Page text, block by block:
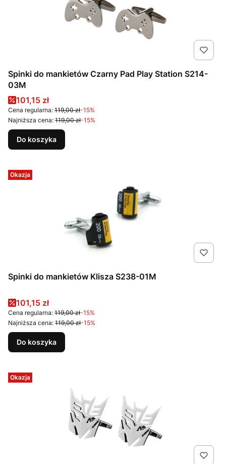
Spinki do mankietów Czarny Pad Play Station S214-
03M
Cena promocyjna
101,15 zł
Cena regularna: 119,00 zł-15%
Najniższa cena: 119,00 zł-15%
Do koszyka
Okazja
Spinki do mankietów Klisza S238-01M
Cena promocyjna
101,15 zł
Cena regularna: 119,00 zł-15%
Najniższa cena: 119,00 zł-15%
Do koszyka
Okazja